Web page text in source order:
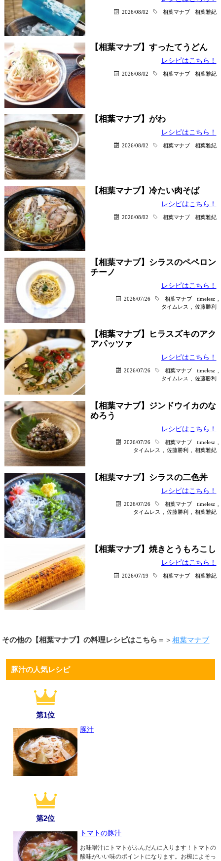
2026/08/02 相葉マナブ 相葉雅紀
【相葉マナブ】すったてうどん
レシピはこちら！
2026/08/02 相葉マナブ 相葉雅紀
【相葉マナブ】がわ
レシピはこちら！
2026/08/02 相葉マナブ 相葉雅紀
【相葉マナブ】冷たい肉そば
レシピはこちら！
2026/08/02 相葉マナブ 相葉雅紀
【相葉マナブ】シラスのペペロン
チーノ
レシピはこちら！
2026/07/26 相葉マナブ timelesz
タイムレス
佐藤勝利
【相葉マナブ】ヒラスズキのアク
アパッツァ
レシピはこちら！
2026/07/26 相葉マナブ timelesz
タイムレス
佐藤勝利
【相葉マナブ】ジンドウイカのな
めろう
レシピはこちら！
2026/07/26 相葉マナブ timelesz
タイムレス
佐藤勝利 相葉雅紀
【相葉マナブ】シラスの二色丼
レシピはこちら！
2026/07/26 相葉マナブ timelesz
タイムレス
佐藤勝利 相葉雅紀
【相葉マナブ】焼きとうもろこし
レシピはこちら！
2026/07/19 相葉マナブ 相葉雅紀
その他の【相葉マナブ】の料理レシピはこちら ＝＞相葉マナブ
豚汁の人気レシピ
第1位
豚汁
第2位
トマトの豚汁
お味噌汁にトマトがふんだんに入ります！トマトの
酸味がいい味のポイントになります。お椀によそっ